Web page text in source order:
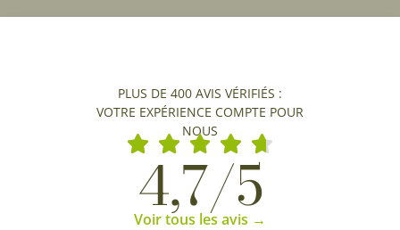
PLUS DE 400 AVIS VÉRIFIÉS :
VOTRE EXPÉRIENCE COMPTE POUR
NOUS
4,7/5
Voir tous les avis →